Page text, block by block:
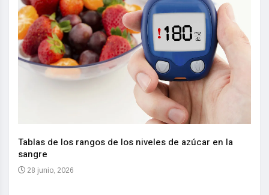
Tablas de los rangos de los niveles de azúcar en la
sangre
28 junio, 2026